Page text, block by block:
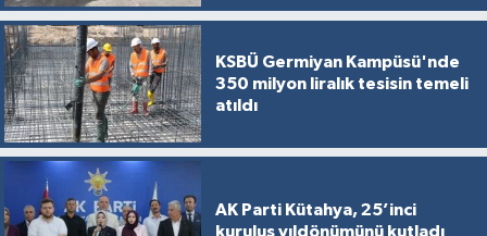
KSBÜ Germiyan Kampüsü'nde
350 milyon liralık tesisin temeli
atıldı
AK Parti Kütahya, 25’inci
kuruluş yıldönümünü kutladı